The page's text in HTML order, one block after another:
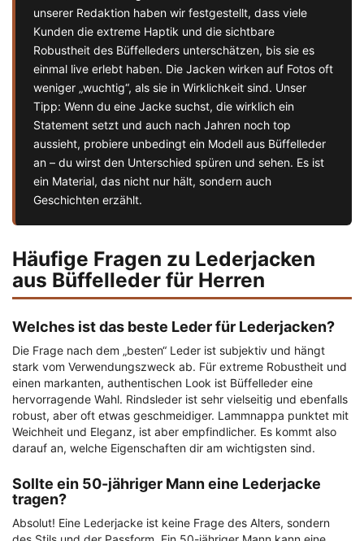
unserer Redaktion haben wir festgestellt, dass viele
Kunden die extreme Haptik und die sichtbare
Robustheit des Büffelleders unterschätzen, bis sie es
einmal live erlebt haben. Die Jacken wirken auf Fotos oft
weniger „wuchtig“, als sie in Wirklichkeit sind. Unser
Tipp: Wenn du eine Jacke suchst, die wirklich ein
Statement setzt und auch nach Jahren noch top
aussieht, probiere unbedingt ein Modell aus Büffelleder
an – du wirst den Unterschied spüren und sehen. Es ist
ein Material, das nicht nur hält, sondern auch
Geschichten erzählt.
Häufige Fragen zu Lederjacken
aus Büffelleder für Herren
Welches ist das beste Leder für Lederjacken?
Die Frage nach dem „besten“ Leder ist subjektiv und hängt
stark vom Verwendungszweck ab. Für extreme Robustheit und
einen markanten, authentischen Look ist Büffelleder eine
hervorragende Wahl. Rindsleder ist sehr vielseitig und ebenfalls
robust, aber oft etwas geschmeidiger. Lammnappa punktet mit
Weichheit und Eleganz, ist aber empfindlicher. Es kommt also
darauf an, welche Eigenschaften dir am wichtigsten sind.
Sollte ein 50-jähriger Mann eine Lederjacke
tragen?
Absolut! Eine Lederjacke ist keine Frage des Alters, sondern